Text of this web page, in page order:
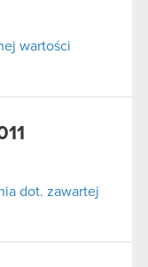
wartości
dot. zawartej